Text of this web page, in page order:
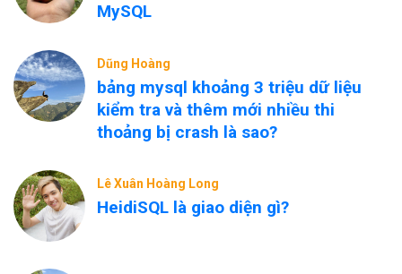
MySQL
Dũng Hoàng
bảng mysql khoảng 3 triệu dữ liệu
kiểm tra và thêm mới nhiều thi
thoảng bị crash là sao?
Lê Xuân Hoàng Long
HeidiSQL là giao diện gì?